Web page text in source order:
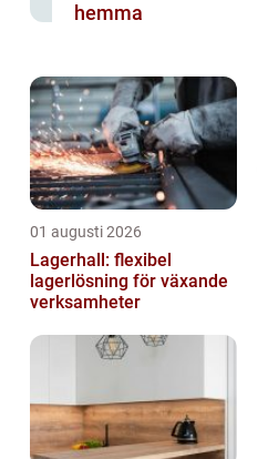
hemma
01 augusti 2026
Lagerhall: flexibel
lagerlösning för växande
verksamheter